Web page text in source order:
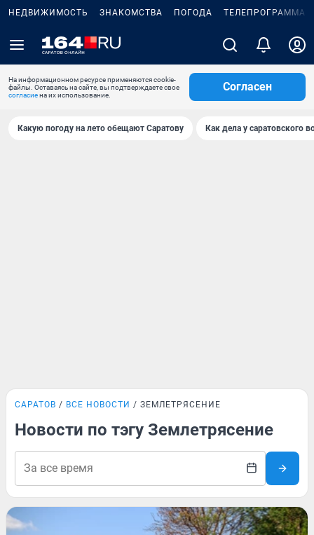
НЕДВИЖИМОСТЬ ЗНАКОМСТВА ПОГОДА ТЕЛЕПРОГРАММА
На информационном ресурсе применяются cookie-
файлы. Оставаясь на сайте, вы подтверждаете свое
согласиена их использование.
Согласен
Какую погоду на лето обещают Саратову Как дела у саратовского
САРАТОВ ВСЕ НОВОСТИ ЗЕМЛЕТРЯСЕНИЕ
Новости по тэгу Землетрясение